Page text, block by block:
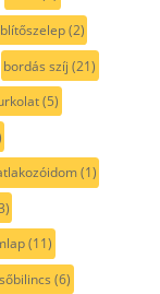
(2)
bordás szíj (21)
(5)
(1)
(11)
(6)